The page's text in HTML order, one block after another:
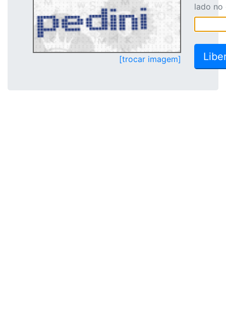
[trocar imagem]
lado no